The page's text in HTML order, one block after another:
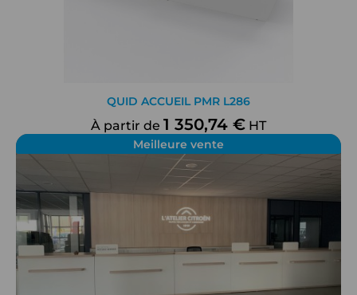
QUID ACCUEIL PMR L286
À partir de 1 350,74 € HT
Meilleure vente